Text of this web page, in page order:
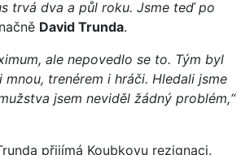
trvá dva a půl roku. Jsme teď po
David Trunda.
ale nepovedlo se to. Tým byl
trenérem i hráči. Hledali jsme
jsem neviděl žádný problém,“
přijímá Koubkovu rezignaci.